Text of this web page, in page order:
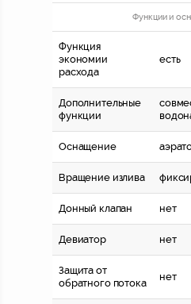
Функции и
Функция
экономии
расхода
есть
Дополнительные
функции
Оснащение
Вращение излива
Донный клапан нет
Девиатор нет
Защита от
обратного потока
нет